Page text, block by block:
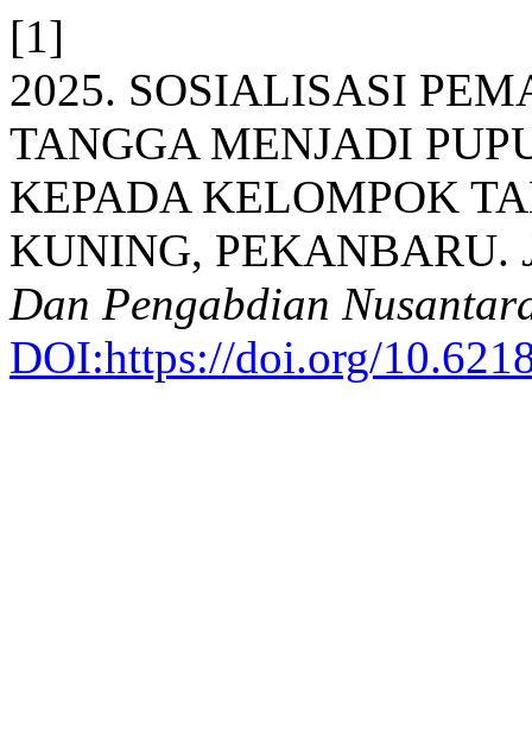
[1]
2025. SOSIALISASI
TANGGA MENJADI
KEPADA KELOMPOK
KUNING, PEKANBARU.
Dan Pengabdian
DOI:https://doi.org/